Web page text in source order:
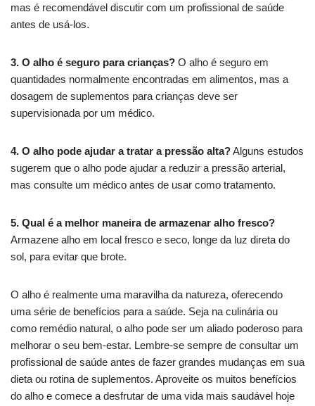
mas é recomendável discutir com um profissional de saúde
antes de usá-los.
3. O alho é seguro para crianças? O alho é seguro em
quantidades normalmente encontradas em alimentos, mas a
dosagem de suplementos para crianças deve ser
supervisionada por um médico.
4. O alho pode ajudar a tratar a pressão alta?Alguns estudos
sugerem que o alho pode ajudar a reduzir a pressão arterial,
mas consulte um médico antes de usar como tratamento.
5. Qual é a melhor maneira de armazenar alho fresco?
Armazene alho em local fresco e seco, longe da luz direta do
sol, para evitar que brote.
O alho é realmente uma maravilha da natureza, oferecendo
uma série de benefícios para a saúde. Seja na culinária ou
como remédio natural, o alho pode ser um aliado poderoso para
melhorar o seu bem-estar. Lembre-se sempre de consultar um
profissional de saúde antes de fazer grandes mudanças em sua
dieta ou rotina de suplementos. Aproveite os muitos benefícios
do alho e comece a desfrutar de uma vida mais saudável hoje